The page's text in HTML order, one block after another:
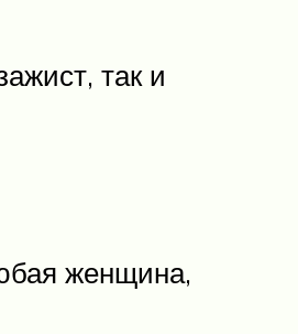
так и
женщина,